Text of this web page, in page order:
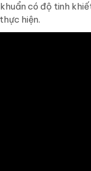
có độ tinh
hiện.